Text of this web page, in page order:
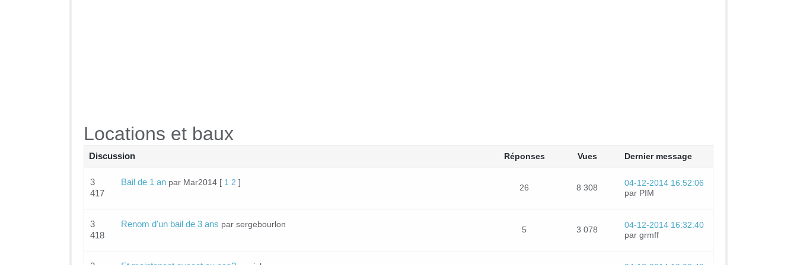
Locations et baux
Discussion Réponses Vues Dernier message
3
417
Bail de 1 an par Mar2014 [ 1 2 ]
26 8 308
04-12-2014 16:52:06
par PIM
3
418
Renom d'un bail de 3 ans par sergebourlon
5 3 078
04-12-2014 16:32:40
par grmff